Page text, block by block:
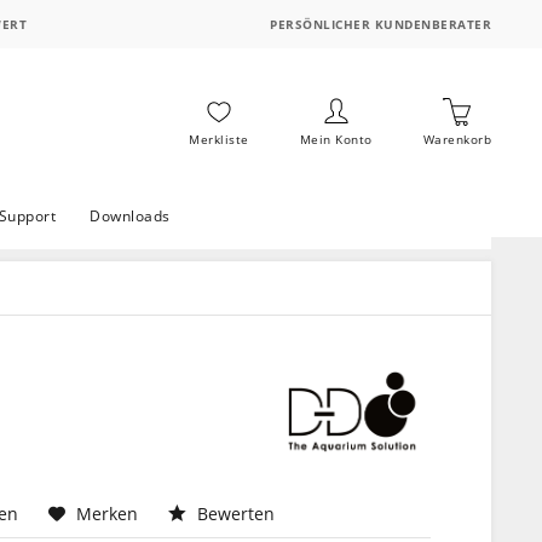
PERSÖNLICHER KUNDENBERATER
Merkliste Mein Konto Warenkorb
Downloads
Merken Bewerten